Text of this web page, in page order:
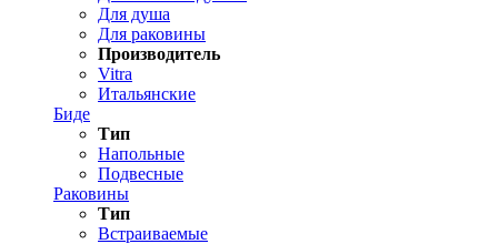
Для душа
Для раковины
Производитель
Vitra
Итальянские
Биде
Тип
Напольные
Подвесные
Раковины
Тип
Встраиваемые